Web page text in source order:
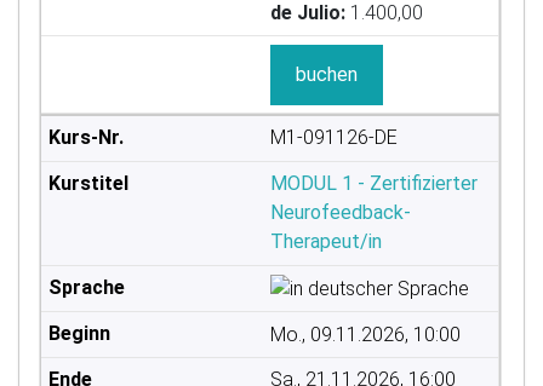
de Julio: 1.400,00
buchen
M1-091126-DE
MODUL 1 - Zertifizierter
Neurofeedback-
Therapeut/in
Mo., 09.11.2026, 10:00
Sa., 21.11.2026, 16:00